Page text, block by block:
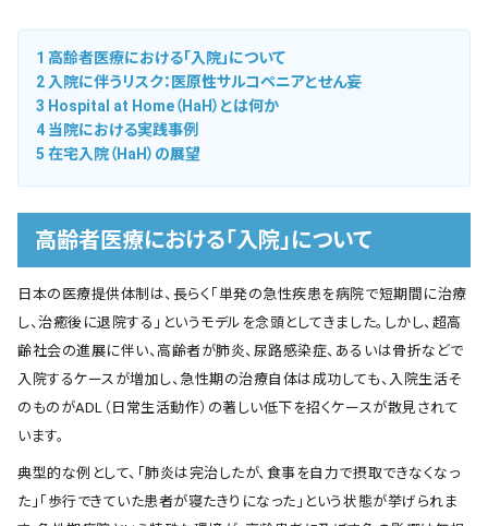
1 高齢者医療における「入院」について
2 入院に伴うリスク：医原性サルコペニアとせん妄
3 Hospital at Home（HaH）とは何か
4 当院における実践事例
5 在宅入院（HaH）の展望
高齢者医療における「入院」について
日本の医療提供体制は、長らく「単発の急性疾患を病院で短期間に治療
し、治癒後に退院する」というモデルを念頭としてきました。しかし、超高
齢社会の進展に伴い、高齢者が肺炎、尿路感染症、あるいは骨折などで
入院するケースが増加し、急性期の治療自体は成功しても、入院生活そ
のものがADL（日常生活動作）の著しい低下を招くケースが散見されて
います。
典型的な例として、「肺炎は完治したが、食事を自力で摂取できなくなっ
た」「歩行できていた患者が寝たきりになった」という状態が挙げられま